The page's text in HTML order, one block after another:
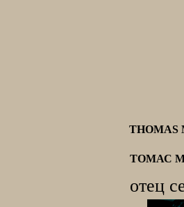
THOMAS
ТОМАС
отец